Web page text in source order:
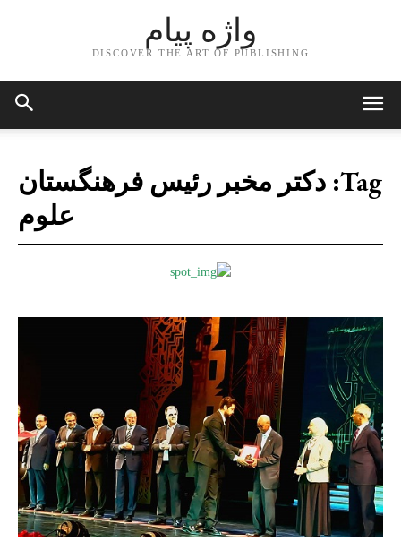
واژه پیام
DISCOVER THE ART OF PUBLISHING
Tag: دکتر مخبر رئیس فرهنگستان
علوم